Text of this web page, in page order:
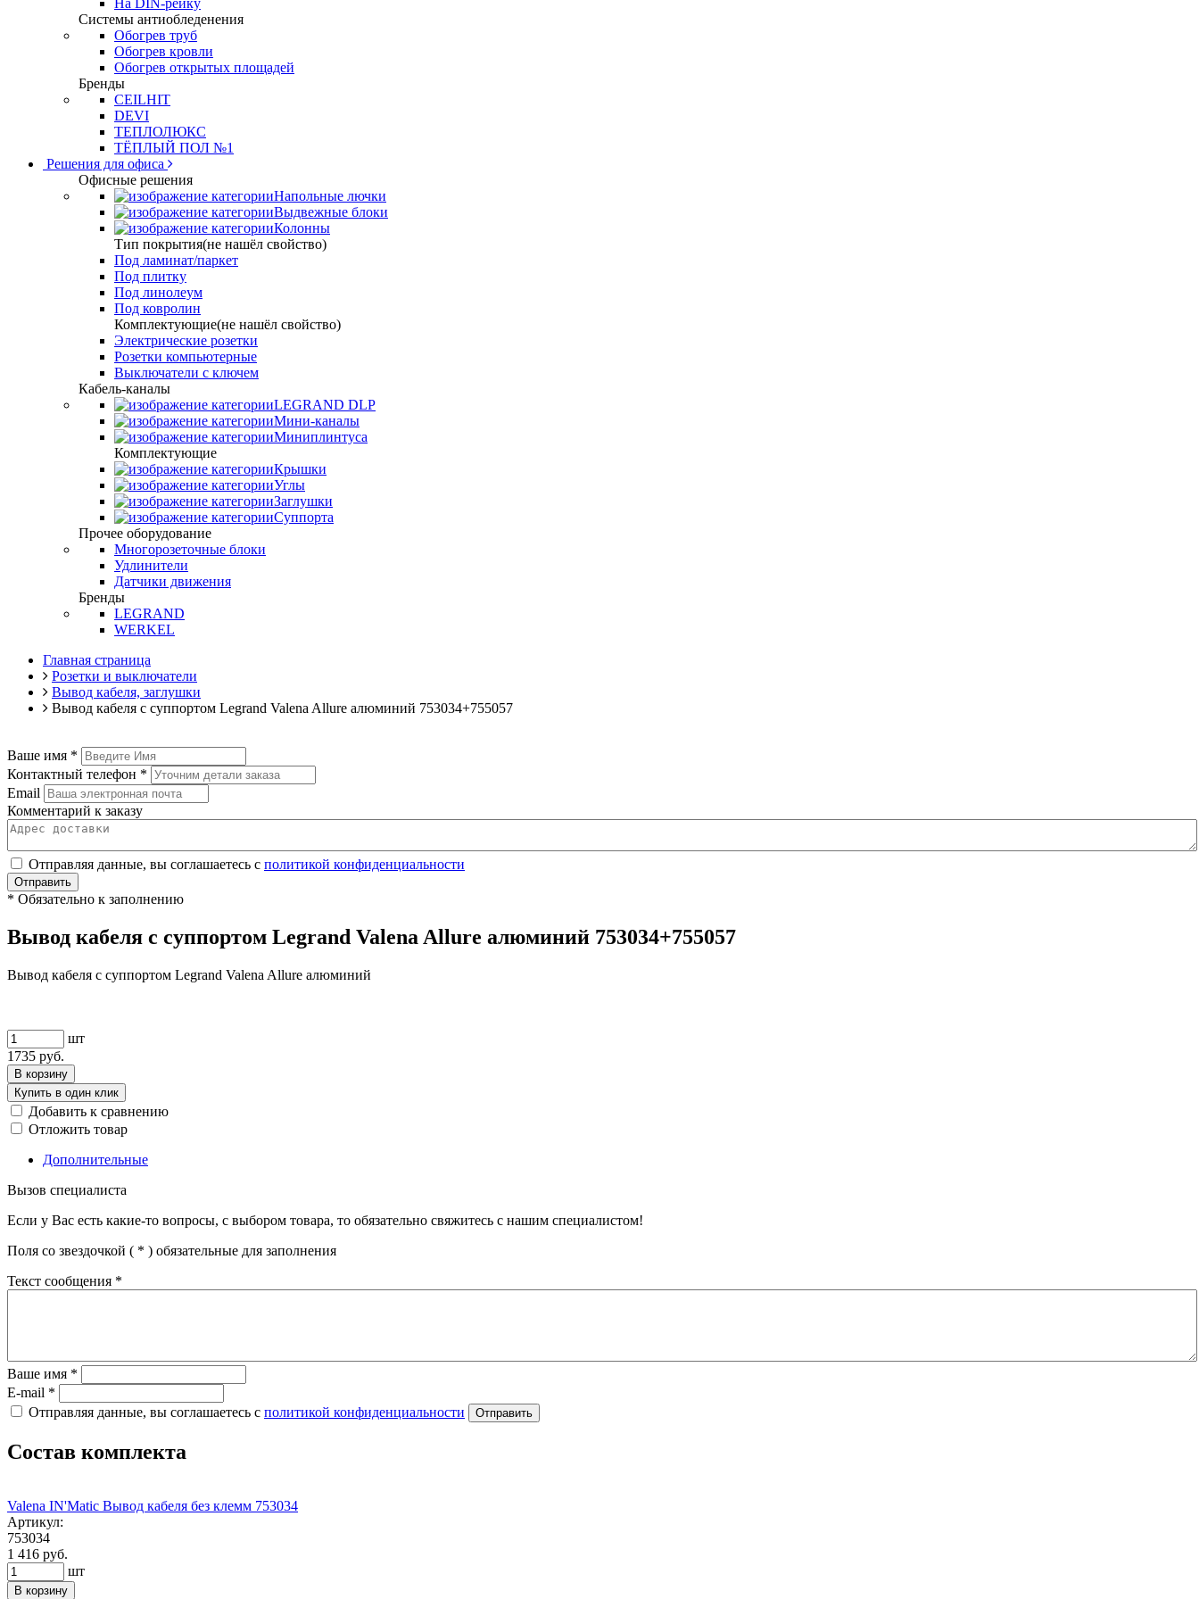
На DIN-рейку
Системы антиобледенения
Обогрев труб
Обогрев кровли
Обогрев открытых площадей
Бренды
CEILHIT
DEVI
ТЕПЛОЛЮКС
ТЁПЛЫЙ ПОЛ №1
Решения для офиса
Офисные решения
Напольные лючки
Выдвежные блоки
Колонны
Тип покрытия(не нашёл свойство)
Под ламинат/паркет
Под плитку
Под линолеум
Под ковролин
Комплектующие(не нашёл свойство)
Электрические розетки
Розетки компьютерные
Выключатели с ключем
Кабель-каналы
LEGRAND DLP
Мини-каналы
Миниплинтуса
Комплектующие
Крышки
Углы
Заглушки
Суппорта
Прочее оборудование
Многорозеточные блоки
Удлинители
Датчики движения
Бренды
LEGRAND
WERKEL
Главная страница
Розетки и выключатели
Вывод кабеля, заглушки
Вывод кабеля с суппортом Legrand Valena Allure алюминий 753034+755057
Ваше имя *
Контактный телефон *
Email
Комментарий к заказу
Отправляя данные, вы соглашаетесь с политикой конфиденциальности
Отправить
* Обязательно к заполнению
Вывод кабеля с суппортом Legrand Valena Allure алюминий 753034+755057
Вывод кабеля с суппортом Legrand Valena Allure алюминий
шт
1735 руб.
В корзину
Купить в один клик
Добавить к сравнению
Отложить товар
Дополнительные
Вызов специалиста
Если у Вас есть какие-то вопросы, с выбором товара, то обязательно свяжитесь с нашим специалистом!
Поля со звездочкой ( * ) обязательные для заполнения
Текст сообщения *
Ваше имя *
E-mail *
Отправляя данные, вы соглашаетесь с политикой конфиденциальности Отправить
Состав комплекта
Valena IN'Matic Вывод кабеля без клемм 753034
Артикул:
753034
1 416 руб.
шт
В корзину